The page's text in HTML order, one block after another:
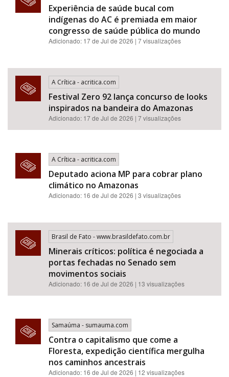
Experiência de saúde bucal com
indígenas do AC é premiada em maior
congresso de saúde pública do mundo
Adicionado: 17 de Jul de 2026 | 7 visualizações
A Crítica - acritica.com
Festival Zero 92 lança concurso de looks
inspirados na bandeira do Amazonas
Adicionado: 17 de Jul de 2026 | 7 visualizações
A Crítica - acritica.com
Deputado aciona MP para cobrar plano
climático no Amazonas
Adicionado: 16 de Jul de 2026 | 3 visualizações
Brasil de Fato - www.brasildefato.com.br
Minerais críticos: política é negociada a
portas fechadas no Senado sem
movimentos sociais
Adicionado: 16 de Jul de 2026 | 13 visualizações
Samaúma - sumauma.com
Contra o capitalismo que come a
Floresta, expedição científica mergulha
nos caminhos ancestrais
Adicionado: 16 de Jul de 2026 | 12 visualizações